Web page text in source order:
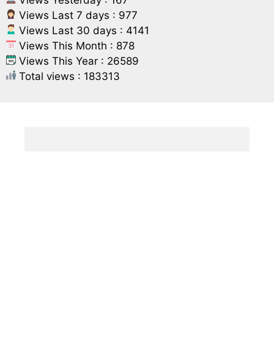
Views Last 7 days : 977
Views Last 30 days : 4141
Views This Month : 878
Views This Year : 26589
Total views : 183313